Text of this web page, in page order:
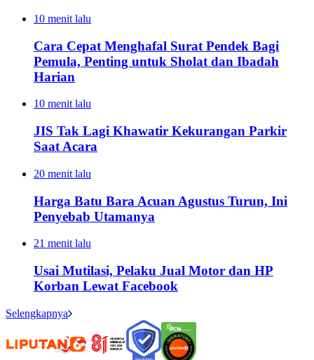
10 menit lalu
Cara Cepat Menghafal Surat Pendek Bagi
Pemula, Penting untuk Sholat dan Ibadah
Harian
10 menit lalu
JIS Tak Lagi Khawatir Kekurangan Parkir
Saat Acara
20 menit lalu
Harga Batu Bara Acuan Agustus Turun, Ini
Penyebab Utamanya
21 menit lalu
Usai Mutilasi, Pelaku Jual Motor dan HP
Korban Lewat Facebook
Selengkapnya